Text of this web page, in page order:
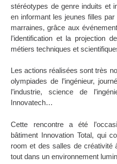
stéréotypes de genre induits et
en informant les jeunes filles
marraines, grâce aux
l’identification et la projection
métiers techniques et
Les actions réalisées sont très
olympiades de l’ingénieur,
l’industrie, science de
Innovatech…
Cette rencontre a été
bâtiment Innovation Total, qui
room et des salles de créativité
tout dans un environnement